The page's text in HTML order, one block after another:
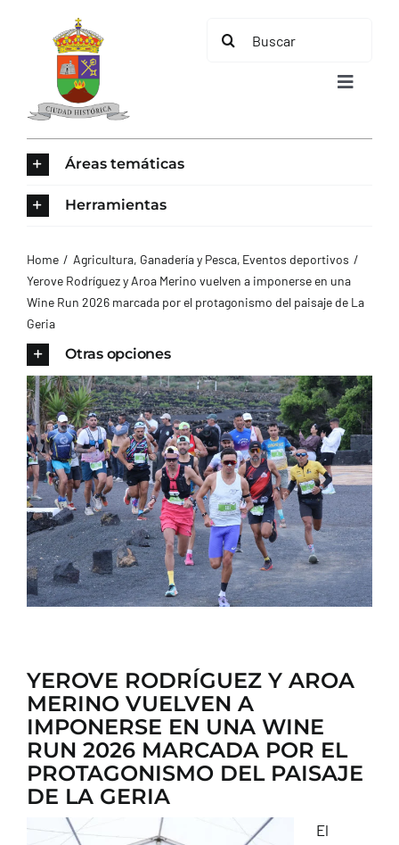
contenido
Buscar:
Toggle
AYUNTAMIENTO
TURISMO
CONTACTO
Áreas temáticas
Herramientas
Home Agricultura, Ganadería y Pesca Eventos deportivos
Yerove Rodríguez y Aroa Merino vuelven a imponerse en una
Wine Run 2026 marcada por el protagonismo del paisaje de La
Geria
Otras opciones
YEROVE RODRÍGUEZ Y AROA
MERINO VUELVEN A
IMPONERSE EN UNA WINE
RUN 2026 MARCADA POR EL
PROTAGONISMO DEL PAISAJE
DE LA GERIA
El